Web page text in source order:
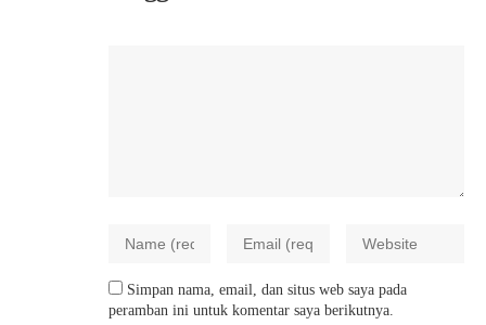
Simpan nama, email, dan situs web saya pada
peramban ini untuk komentar saya berikutnya.